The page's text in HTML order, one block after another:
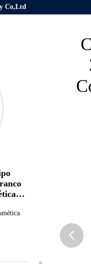
Co,Ltd